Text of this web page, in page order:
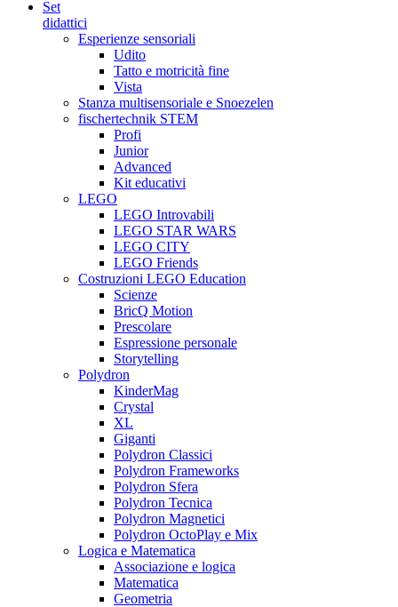
Set
didattici
Esperienze sensoriali
Udito
Tatto e motricità fine
Vista
Stanza multisensoriale e Snoezelen
fischertechnik STEM
Profi
Junior
Advanced
Kit educativi
LEGO
LEGO Introvabili
LEGO STAR WARS
LEGO CITY
LEGO Friends
Costruzioni LEGO Education
Scienze
BricQ Motion
Prescolare
Espressione personale
Storytelling
Polydron
KinderMag
Crystal
XL
Giganti
Polydron Classici
Polydron Frameworks
Polydron Sfera
Polydron Tecnica
Polydron Magnetici
Polydron OctoPlay e Mix
Logica e Matematica
Associazione e logica
Matematica
Geometria